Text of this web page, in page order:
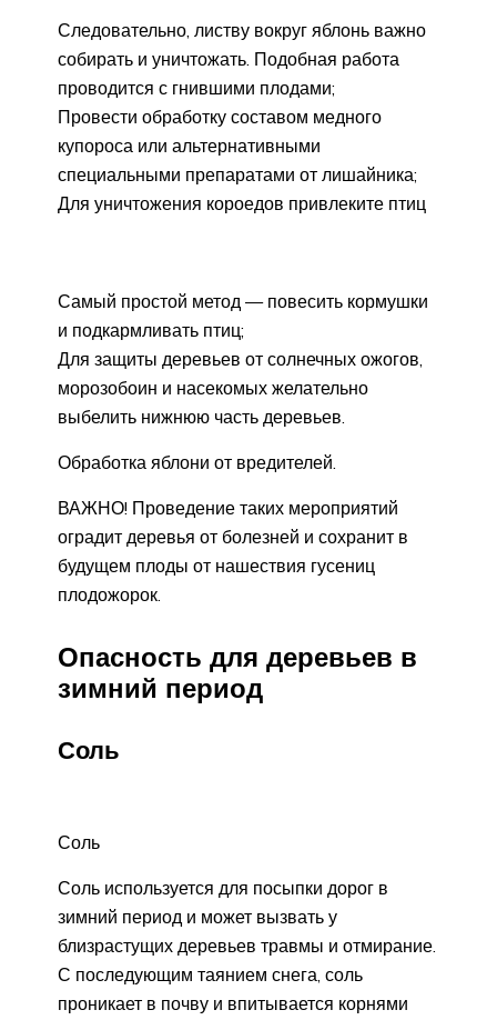
Следовательно, листву вокруг яблонь важно
собирать и уничтожать. Подобная работа
проводится с гнившими плодами;
Провести обработку составом медного
купороса или альтернативными
специальными препаратами от лишайника;
Для уничтожения короедов привлеките птиц
Самый простой метод — повесить кормушки
и подкармливать птиц;
Для защиты деревьев от солнечных ожогов,
морозобоин и насекомых желательно
выбелить нижнюю часть деревьев.
Обработка яблони от вредителей.
ВАЖНО! Проведение таких мероприятий
оградит деревья от болезней и сохранит в
будущем плоды от нашествия гусениц
плодожорок.
Опасность для деревьев в
зимний период
Соль
Соль
Соль используется для посыпки дорог в
зимний период и может вызвать у
близрастущих деревьев травмы и отмирание.
С последующим таянием снега, соль
проникает в почву и впитывается корнями